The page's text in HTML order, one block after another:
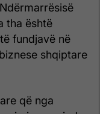
tha është
fundjavë në
shqiptare
që nga